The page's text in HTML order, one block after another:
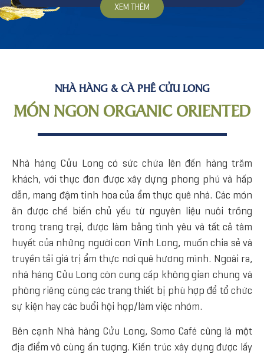
XEM THÊM
NHÀ HÀNG & CÀ PHÊ CỬU LONG
MÓN NGON ORGANIC ORIENTED
Nhà hàng Cửu Long có sức chứa lên đến hàng trăm
khách, với thực đơn được xây dựng phong phú và hấp
dẫn, mang đậm tinh hoa của ẩm thực quê nhà. Các món
ăn được chế biến chủ yếu từ nguyên liệu nuôi trồng
trong trang trại, được làm bằng tình yêu và tất cả tâm
huyết của những người con Vĩnh Long, muốn chia sẻ và
truyền tải giá trị ẩm thực nơi quê hương mình. Ngoài ra,
nhà hàng Cửu Long còn cung cấp không gian chung và
phòng riêng cùng các trang thiết bị phù hợp để tổ chức
sự kiện hay các buổi hội họp/làm việc nhóm.
Bên cạnh Nhà hàng Cửu Long, Somo Café cũng là một
địa điểm vô cùng ấn tượng. Kiến trúc xây dựng được lấy